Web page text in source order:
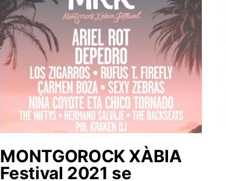
MONTGOROCK XÀBIA
Festival 2021 se